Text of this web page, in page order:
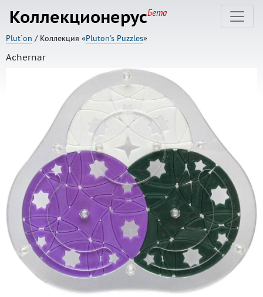
КоллекционерусБета
Plut`on / Коллекция «Pluton's Puzzles»
Achernar